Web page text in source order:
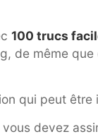
100 trucs
de même
qui peut être
devez